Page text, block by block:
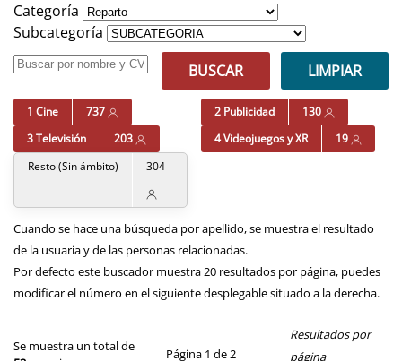
Categoría
Subcategoría
BUSCAR
LIMPIAR
1 Cine 737 2 Publicidad
130
3 Televisión
203 4 Videojuegos y XR
19
Resto (Sin ámbito)
304
Cuando se hace una búsqueda por apellido, se muestra el resultado
de la usuaria y de las personas relacionadas.
Por defecto este buscador muestra 20 resultados por página, puedes
modificar el número en el siguiente desplegable situado a la derecha.
Se muestra un total de
Página 1 de 2
Resultados por
página